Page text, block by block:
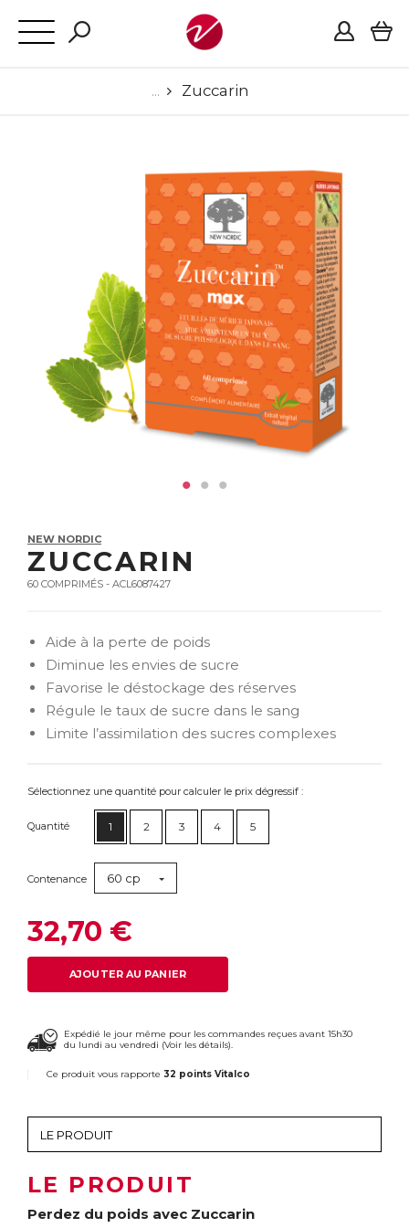
Zuccarin
NEW NORDIC
ZUCCARIN
60 COMPRIMÉS - ACL6087427
Aide à la perte de poids
Diminue les envies de sucre
Favorise le déstockage des réserves
Régule le taux de sucre dans le sang
Limite l’assimilation des sucres complexes
Sélectionnez une quantité pour calculer le prix dégressif :
Quantité 1 2 3 4 5
Contenance 60 cp
32,70 €
AJOUTER AU PANIER
Expédié le jour même pour les commandes reçues avant 15h30
du lundi au vendredi (Voir les détails).
Ce produit vous rapporte 32 points Vitalco
LE PRODUIT
Perdez du poids avec Zuccarin